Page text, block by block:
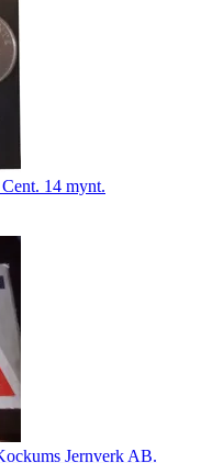
14 mynt.
Jernverk AB.